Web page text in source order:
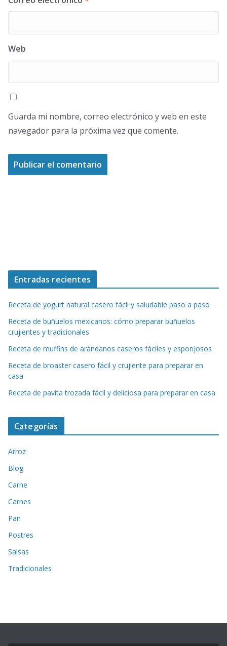
Web
Guarda mi nombre, correo electrónico y web en este
navegador para la próxima vez que comente.
Entradas recientes
Receta de yogurt natural casero fácil y saludable paso a paso
Receta de buñuelos mexicanos: cómo preparar buñuelos
crujientes y tradicionales
Receta de muffins de arándanos caseros fáciles y esponjosos
Receta de broaster casero fácil y crujiente para preparar en
casa
Receta de pavita trozada fácil y deliciosa para preparar en casa
Categorías
Arroz
Blog
Carne
Carnes
Pan
Postres
Salsas
Tradicionales